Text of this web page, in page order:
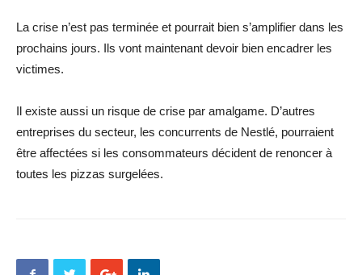
La crise n’est pas terminée et pourrait bien s’amplifier dans les
prochains jours. Ils vont maintenant devoir bien encadrer les
victimes.
Il existe aussi un risque de crise par amalgame. D’autres
entreprises du secteur, les concurrents de Nestlé, pourraient
être affectées si les consommateurs décident de renoncer à
toutes les pizzas surgelées.